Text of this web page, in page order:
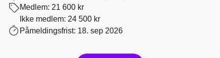
Medlem: 21 600 kr
Ikke medlem: 24 500 kr
Påmeldingsfrist: 18. sep 2026